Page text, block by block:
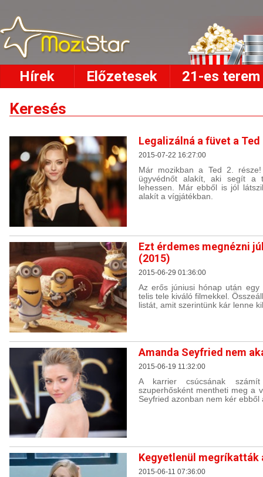
Hírek Előzetesek 21-es terem
Keresés
Legalizálná a füvet a
2015-07-22 16:27:00
Már mozikban a Ted 2.
ügyvédnőt alakít, aki segít a
lehessen. Már ebből is jól
alakít a vígjátékban.
Ezt érdemes megnézni
(2015)
2015-06-29 01:36:00
Az erős júniusi hónap után
telis tele kiváló filmekkel.
listát, amit szerintünk kár lenne
Amanda Seyfried nem
2015-06-19 11:32:00
A karrier csúcsának
szuperhősként mentheti meg a
Seyfried azonban nem kér ebből
Kegyetlenül megríkatták
2015-06-11 07:36:00